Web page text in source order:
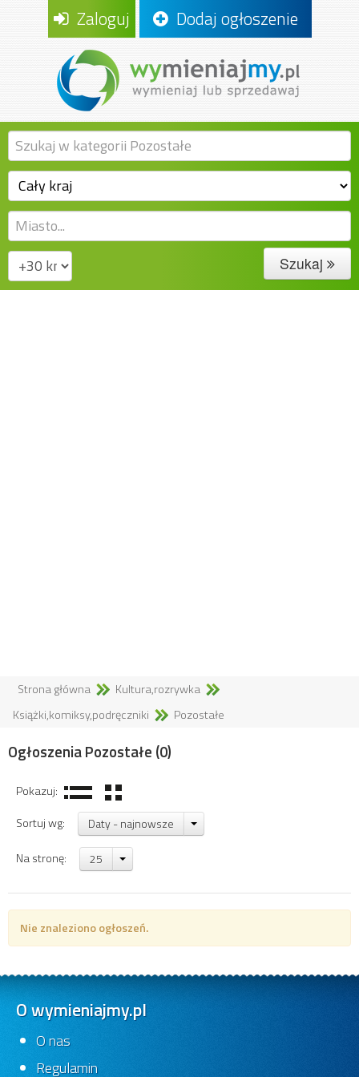
Zaloguj Dodaj ogłoszenie
Szukaj
Strona główna
Kultura,rozrywka
Książki,komiksy,podręczniki
Pozostałe
Ogłoszenia Pozostałe (0)
Pokazuj:
Sortuj wg:
Daty - najnowsze
Na stronę: 25
Nie znaleziono ogłoszeń.
O wymieniajmy.pl
O nas
Regulamin